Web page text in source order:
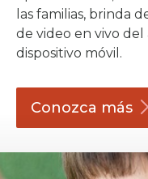
las familias, brinda
de video en vivo del
dispositivo móvil.
Conozca más